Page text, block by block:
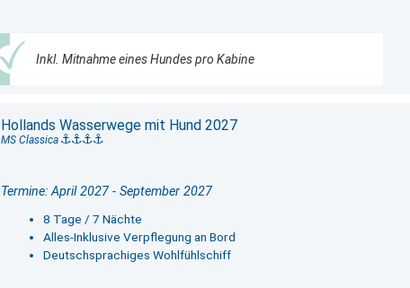
Inkl. Mitnahme eines Hundes pro Kabine
Hollands Wasserwege mit Hund 2027
MS Classica
Termine: April 2027 - September 2027
8 Tage / 7 Nächte
Alles-Inklusive Verpflegung an Bord
Deutschsprachiges Wohlfühlschiff